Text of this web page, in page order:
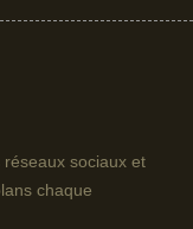
sociaux et
chaque